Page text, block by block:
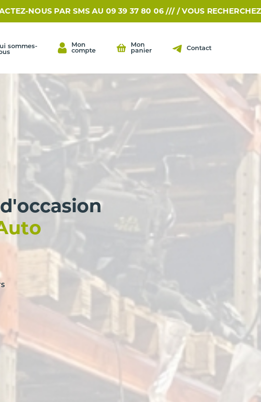
PAR SMS AU 09 39 37 80 06 /// / VOUS RECHERCHEZ UNE
sommes-
Mon
compte
Mon
panier
Contact